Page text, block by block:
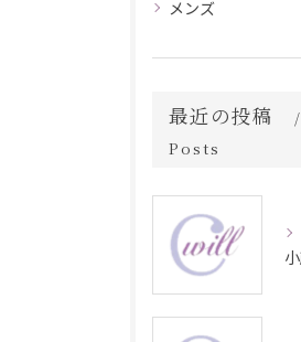
メンズ
最近の投稿
Posts